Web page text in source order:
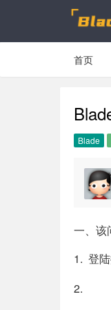
首页
Blade
一、该
1. 登
2.